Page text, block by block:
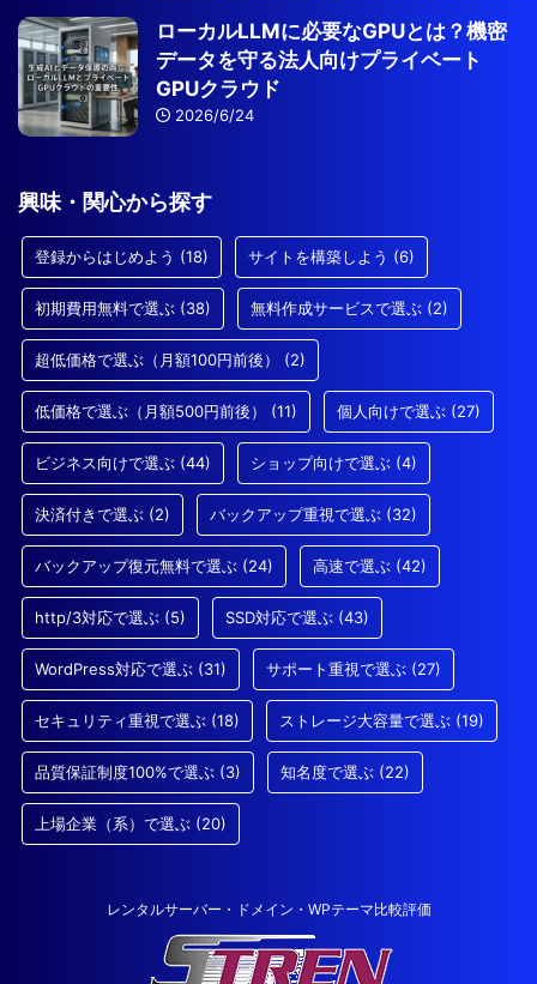
ローカルLLMに必要なGPUとは？機密
データを守る法人向けプライベート
GPUクラウド
2026/6/24
興味・関心から探す
登録からはじめよう (18) サイトを構築しよう (6)
初期費用無料で選ぶ (38) 無料作成サービスで選ぶ (2)
超低価格で選ぶ（月額100円前後） (2)
低価格で選ぶ（月額500円前後） (11) 個人向けで選ぶ (27)
ビジネス向けで選ぶ (44) ショップ向けで選ぶ (4)
決済付きで選ぶ (2) バックアップ重視で選ぶ (32)
バックアップ復元無料で選ぶ (24) 高速で選ぶ (42)
http/3対応で選ぶ (5) SSD対応で選ぶ (43)
WordPress対応で選ぶ (31) サポート重視で選ぶ (27)
セキュリティ重視で選ぶ (18) ストレージ大容量で選ぶ (19)
品質保証制度100%で選ぶ (3) 知名度で選ぶ (22)
上場企業（系）で選ぶ (20)
レンタルサーバー・ドメイン・WPテーマ比較評価